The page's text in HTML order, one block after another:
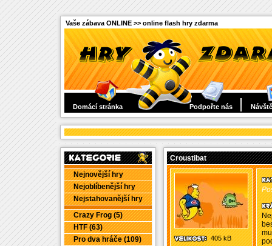
Vaše zábava ONLINE >> online flash hry zdarma
Domácí stránka Podpořte nás
Nejnovější hry
Nejoblíbenější hry
Nejstahovanější hry
Crazy Frog (5)
HTF (63)
Pro dva hráče (109)
Croustibat
405 kB